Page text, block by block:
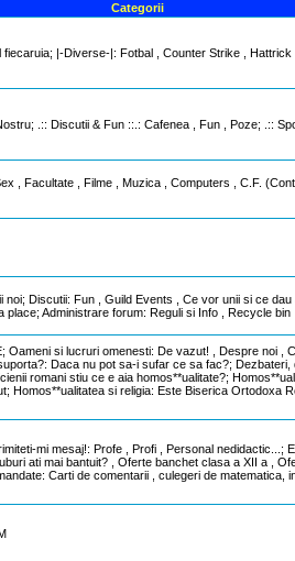
Categorii
|-Diverse-|: Fotbal , Counter Strike , Hattrick
.:: Discutii & Fun ::.: Cafenea , Fun , Poze; .::
, Facultate , Filme , Muzica , Computers , C.F.
Discutii: Fun , Guild Events , Ce vor unii si ce dau
Administrare forum: Reguli si Info , Recycle bin
Oameni si lucruri omenesti: De vazut! , Despre noi ,
Daca nu pot sa-i sufar ce sa fac?;
romani stiu ce e aia homos**ualitate?;
Homos**ualitatea si religia: Este Biserica Ortodoxa
mi mesaj!: Profe , Profi , Personal nedidactic...;
ati mai bantuit? , Oferte banchet clasa a XII a ,
Carti de comentarii , culegeri de matematica,